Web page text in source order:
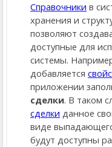
Справочники в
хранения и
позволяют
доступные для
системы.
добавляется
приложении
сделки. В таком
сделки данное
виде
будут доступны